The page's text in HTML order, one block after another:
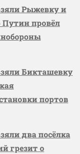
Рыжевку и
провёл
Бикташевку
портов
два посёлка
грезит о